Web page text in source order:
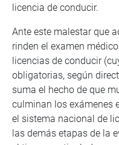
licencia de conducir.
Ante este malestar que
rinden el examen
licencias de conducir
obligatorias, según
suma el hecho de que
culminan los exámenes
el sistema nacional de
las demás etapas de la